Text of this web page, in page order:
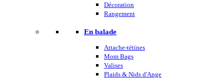
Décoration
Rangement
En balade
Attache-tétines
Mom Bags
Valises
Plaids & Nids d'Ange